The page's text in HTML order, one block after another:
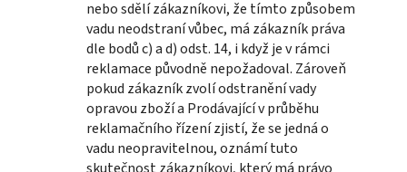
nebo sdělí zákazníkovi, že tímto způsobem
vadu neodstraní vůbec, má zákazník práva
dle bodů c) a d) odst. 14, i když je v rámci
reklamace původně nepožadoval. Zároveň
pokud zákazník zvolí odstranění vady
opravou zboží a Prodávající v průběhu
reklamačního řízení zjistí, že se jedná o
vadu neopravitelnou, oznámí tuto